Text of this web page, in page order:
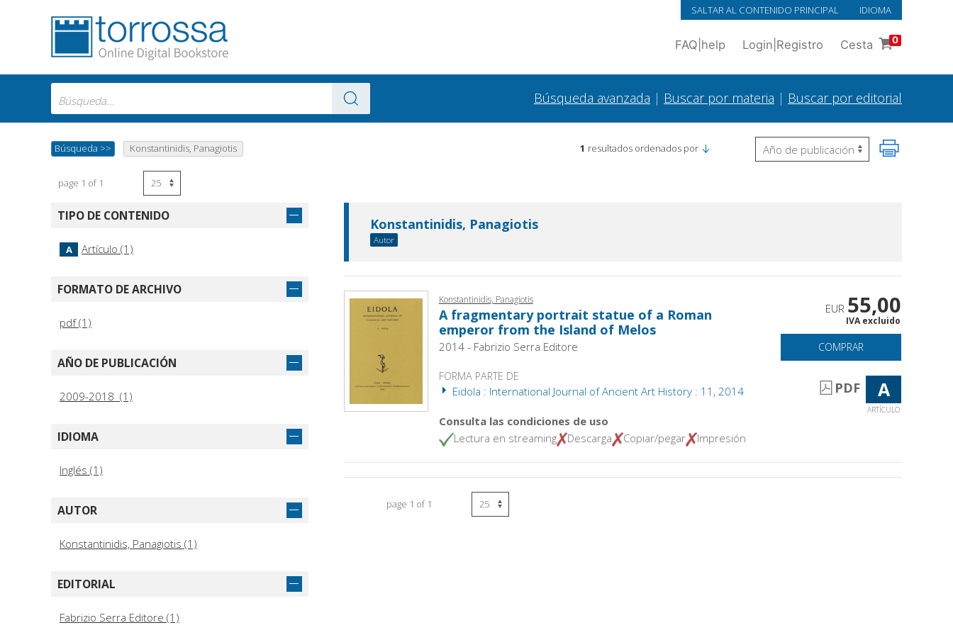
SALTAR AL CONTENIDO PRINCIPAL IDIOMA
FAQ help Login Registro Cesta 0
Búsqueda avanzada | Buscar por materia | Buscar por editorial
Búsqueda >> Konstantinidis, Panagiotis 1 resultados ordenados por
page 1 of 1
TIPO DE CONTENIDO
A Artículo (1)
FORMATO DE ARCHIVO
pdf (1)
AÑO DE PUBLICACIÓN
2009-2018 (1)
IDIOMA
Inglés (1)
AUTOR
Konstantinidis, Panagiotis (1)
EDITORIAL
Fabrizio Serra Editore (1)
Konstantinidis, Panagiotis
Autor
Konstantinidis, Panagiotis
A fragmentary portrait statue of a Roman
emperor from the Island of Melos
2014 - Fabrizio Serra Editore
FORMA PARTE DE
Eidola : International Journal of Ancient Art History : 11, 2014
Consulta las condiciones de uso
Lectura en streaming
Descarga Copiar/pegar Impresión
EUR 55,00
IVA excluido
COMPRAR
PDF A
ARTÍCULO
page 1 of 1